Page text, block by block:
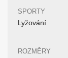
SPORTY
Lyžování
ROZMĚRY